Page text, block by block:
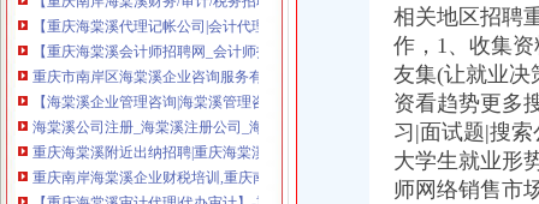
【重庆海棠溪代理记帐公司|会计代理记账价格|代理记账收费】-重庆赶
【重庆海棠溪会计师招聘网_会计师招聘信息】-重庆智联招聘
重庆市南岸区海棠溪企业咨询服务有限公司
【海棠溪企业管理咨询|海棠溪管理咨询公司】-今题海棠溪企业管理咨
海棠溪公司注册_海棠溪注册公司_海棠溪代办注册公司_海棠溪代理公
重庆海棠溪附近出纳招聘|重庆海棠溪附近出纳职位信息汇总|重庆出纳
重庆南岸海棠溪企业财税培训,重庆南岸海棠溪财税培训,重庆南岸海
【重庆海棠溪审计代理|代办审计】-重庆赶集网
相关地区招聘
作，1、收集
友集(让就业决
资看趋势更多
习|面试题|搜
大学生就业形
师网络销售市